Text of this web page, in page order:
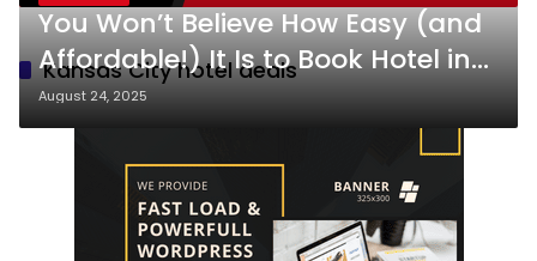
Kansas City hotel deals
You Won’t Believe How Easy (and
Affordable!) It Is to Book Hotel in
Kansas City—Even at Last Minute
August 24, 2025